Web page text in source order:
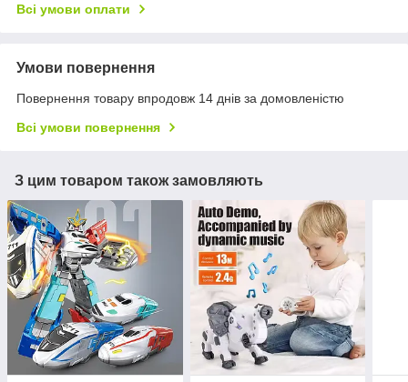
Всі умови оплати
Умови повернення
Повернення товару впродовж 14 днів за домовленістю
Всі умови повернення
З цим товаром також замовляють